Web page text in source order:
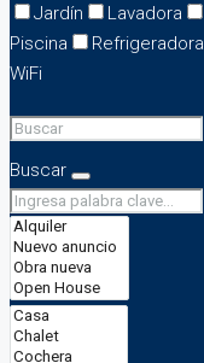
Jardín
Lavadora
Piscina
Refrigeradora
WiFi
Buscar